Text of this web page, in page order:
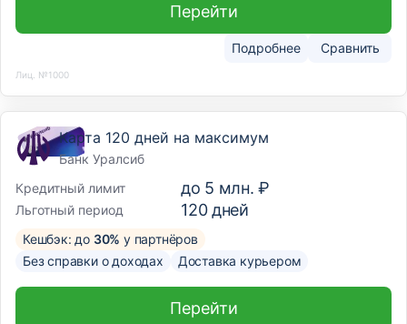
Подробнее Сравнить
Перейти
Лиц. №1000
Карта 120 дней на максимум
Банк Уралсиб
Кредитный лимит
до 5 млн. ₽
Льготный период 120дней
Кешбэк: до 30% у партнёров
Без справки о доходах
Доставка курьером
Перейти